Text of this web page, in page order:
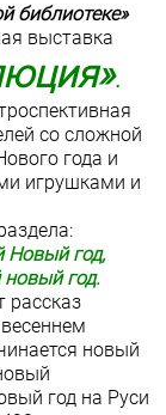
библиотеке»
выставка
.
со сложной
года и
игрушками и
Новый год,
новый год.
рассказ
новый
год на Руси